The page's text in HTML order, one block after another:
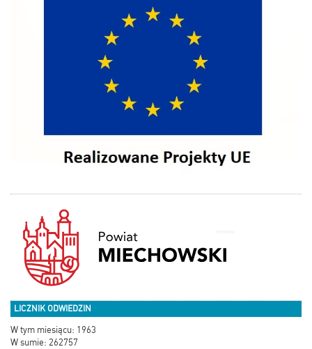
LICZNIK ODWIEDZIN
W tym miesiącu: 1963
W sumie: 262757